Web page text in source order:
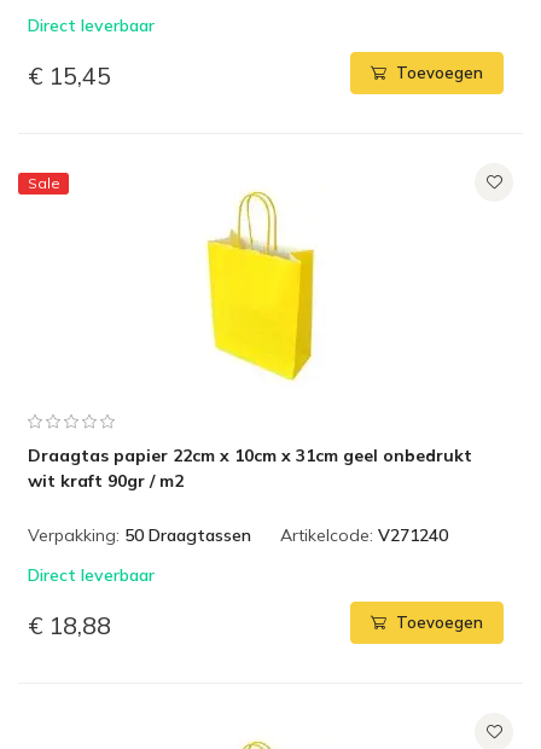
Direct leverbaar
€ 15,45 Toevoegen
Sale
Draagtas papier 22cm x 10cm x 31cm geel onbedrukt
wit kraft 90gr / m2
Verpakking: 50 Draagtassen Artikelcode: V271240
Direct leverbaar
€ 18,88 Toevoegen